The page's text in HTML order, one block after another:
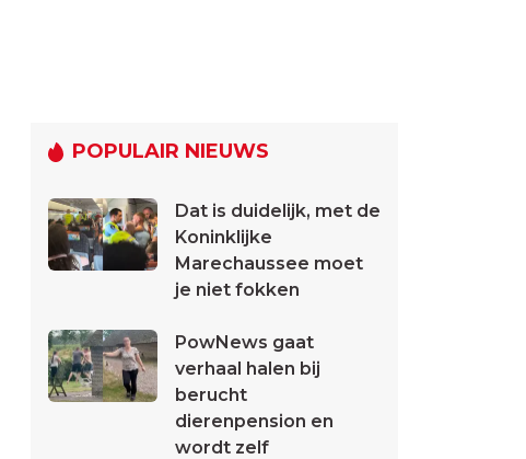
POPULAIR NIEUWS
Dat is duidelijk, met de
Koninklijke
Marechaussee moet
je niet fokken
PowNews gaat
verhaal halen bij
berucht
dierenpension en
wordt zelf